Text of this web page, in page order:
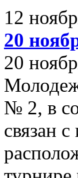
12
20
20
№ 2, в
связан